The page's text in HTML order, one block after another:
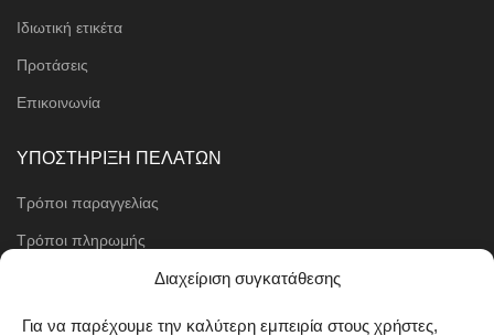
Διαχείριση συγκατάθεσης
Για να παρέχουμε την καλύτερη εμπειρία στους χρήστες,
Ιδιωτική ετικέτα
Προτάσεις
Επικοινωνία
ΥΠΟΣΤΗΡΙΞΗ ΠΕΛΑΤΩΝ
Τρόποι παραγγελίας
Τρόποι πληρωμής
Μέθοδοι αποστολής